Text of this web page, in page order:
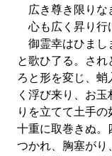
広き尊き限り
心も広く昇り
御霊幸はひまし
と歌ひ了る。さ
ろと形を変じ、蛸
く浮び来り、お
りを立てて土手
十重に取巻きぬ。
つかれ、胸塞がり